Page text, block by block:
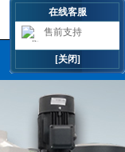
在线客服
售前支持
[关闭]